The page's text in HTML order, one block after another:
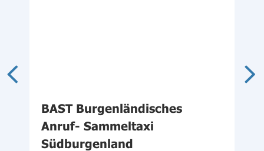
BAST Burgenländisches
Anruf- Sammeltaxi
Südburgenland